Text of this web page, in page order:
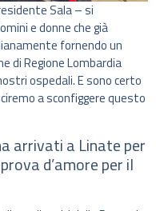
Sala – si
e donne che già
fornendo un
di Regione Lombardia
ospedali. E sono certo
a sconfiggere questo
arrivati a Linate per
d’amore per il